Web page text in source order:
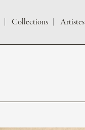
Collections Artistes